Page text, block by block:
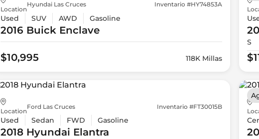
Location
Hyundai Las Cruces Inventario #HY74853A
Used SUV AWD Gasoline
2016 Buick Enclave
$10,995 118K Millas
S
Location
Ford Las Cruces Inventario #FT30015B
Used Sedan FWD Gasoline
2018 Hyundai Elantra